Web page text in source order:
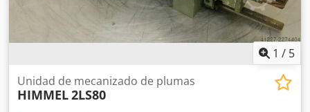
1 / 5
Unidad de mecanizado de plumas
HIMMEL2LS80